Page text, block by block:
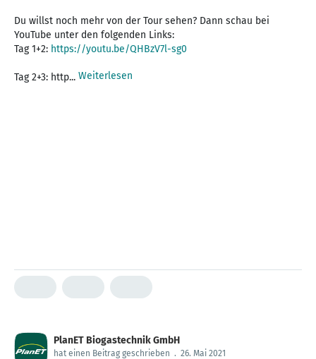
Du willst noch mehr von der Tour sehen? Dann schau bei
YouTube unter den folgenden Links:
Tag 1+2: https://youtu.be/QHBzV7l-sg0
Tag 2+3: http... Weiterlesen
PlanET Biogastechnik GmbH
hat einen Beitrag geschrieben . 26. Mai 2021